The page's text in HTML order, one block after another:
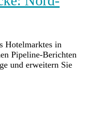
Hotelmarktes in
Pipeline-Berichten
und erweitern Sie